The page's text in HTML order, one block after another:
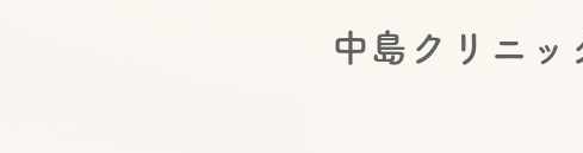
中島クリニッ